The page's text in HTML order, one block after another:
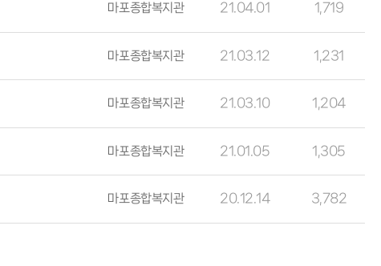
마포종합복지관 21.04.01 1,719
마포종합복지관 21.03.12 1,231
마포종합복지관 21.03.10 1,204
마포종합복지관 21.01.05 1,305
마포종합복지관 20.12.14 3,782